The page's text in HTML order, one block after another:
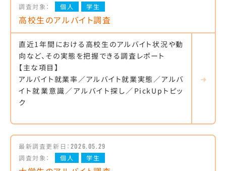
調査対象：
個人 学生
高校生のアルバイト調査
直近1年間における高校生のアルバイト状況や動
向など、その実態を把握できる調査レポート
【主な項目】
アルバイト就業率／アルバイト就業実態／アルバ
イト就業意識／アルバイト探し／PickUpトピッ
ク
最新調査更新日： 2026.05.29
調査対象：
個人 学生